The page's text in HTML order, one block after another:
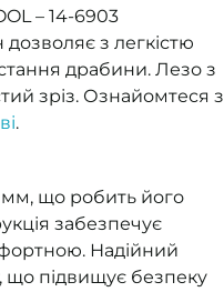
– 14-6903
з легкістю
драбини. Лезо з
зріз. Ознайомтеся з
.
мм, що робить його
забезпечує
Надійний
що підвищує безпеку